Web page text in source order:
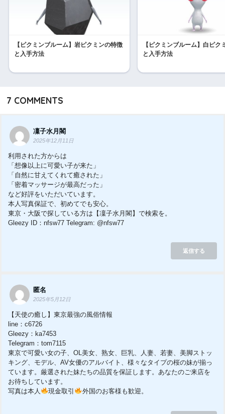
【ピクミンブルーム】岩ピクミンの特徴
と入手方法
【ピクミンブルーム】白ピク
と入手方法
7 COMMENTS
凜子水月閣
2025年12月11日
利用された方からは
「想像以上に可愛い子が来た」
「自然に甘えてくれて癒された」
「密着マッサージが最高だった」
など好評をいただいています。
本人写真保証で、初めてでも安心。
東京・大阪で探している方は【凜子水月閣】で検索を。
Gleezy ID：nfsw77 Telegram: @nfsw77
返信する
匿名
2025年5月12日
【天使の癒し】東京最強の風俗情報
line：c6726
Gleezy：ka7453
Telegram：tom7115
東京で可愛い女の子、OL美女、熟女、巨乳、人妻、若妻、美脚ストッ
キング、モデル、AV女優のアルバイト、様々なタイプの桜の妹が揃っ
ています。厳選された妹たちの品質を保証します。あなたのご来店を
お待ちしています。
写真は本人
現金取引 外国のお客様も歓迎。